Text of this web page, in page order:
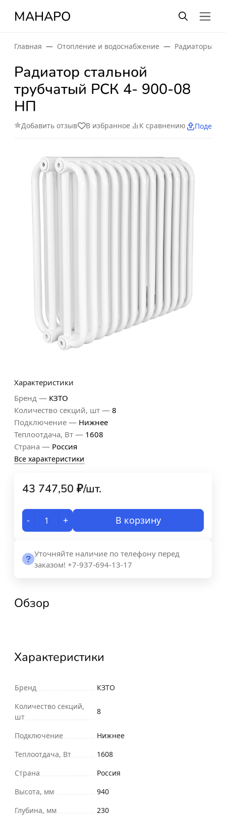
МАНАРО
Главная Отопление и водоснабжение Радиаторы
Радиатор стальной
трубчатый РСК 4- 900-08
НП
Добавить отзыв В избранное К сравнению
Характеристики
Бренд — КЗТО
Количество секций, шт — 8
Подключение — Нижнее
Теплоотдача, Вт — 1608
Страна — Россия
Все характеристики
43 747,50 ₽/шт.
- + В корзину
Уточняйте наличие по телефону перед
заказом! +7-937-694-13-17
Обзор
Характеристики
Бренд
КЗТО
Количество секций,
шт
8
Подключение
Нижнее
Теплоотдача, Вт
1608
Страна
Россия
Высота, мм
940
Глубина, мм
230